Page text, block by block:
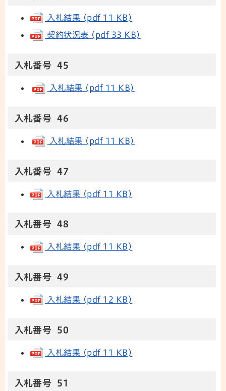
入札結果 (pdf 11 KB)
契約状況表 (pdf 33 KB)
入札番号 45
入札結果 (pdf 11 KB)
入札番号 46
入札結果 (pdf 11 KB)
入札番号 47
入札結果 (pdf 11 KB)
入札番号 48
入札結果 (pdf 11 KB)
入札番号 49
入札結果 (pdf 12 KB)
入札番号 50
入札結果 (pdf 11 KB)
入札番号 51